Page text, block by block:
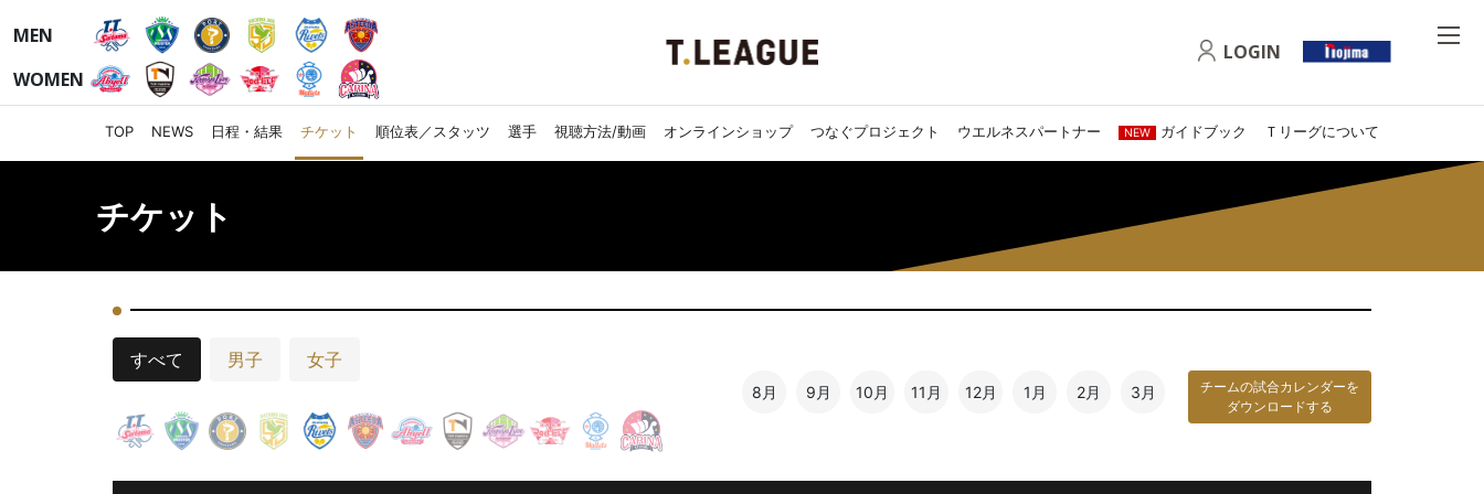
MEN
WOMEN
LOGIN
TOP NEWS 日程・結果 チケット 順位表／スタッツ 選手 視聴方法/動画 オンラインショップ つなぐプロジェクト ウエルネスパートナー NEW ガイドブック Ｔリーグについて
チケット
すべて 男子 女子
8月 9月 10月 11月 12月 1月 2月 3月
チームの試合カレンダーを
ダウンロードする